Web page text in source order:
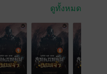
ดูทั้งหมด